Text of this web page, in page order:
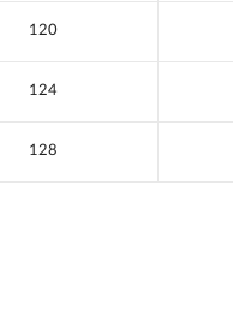
120
124
128